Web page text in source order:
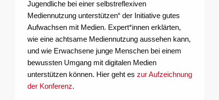
Jugendliche bei einer selbstreflexiven
Mediennutzung unterstützen“ der Initiative gutes
Aufwachsen mit Medien. Expert*innen erklärten,
wie eine achtsame Mediennutzung aussehen kann,
und wie Erwachsene junge Menschen bei einem
bewussten Umgang mit digitalen Medien
unterstützen können. Hier geht es zur Aufzeichnung
der Konferenz.